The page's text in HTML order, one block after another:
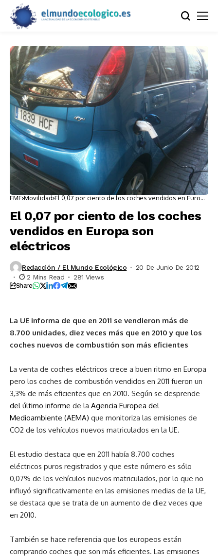
EME Movilidad El 0,07 por ciento de los coches vendidos en Europa
El 0,07 por ciento de los coches
vendidos en Europa son
eléctricos
Redacción / El Mundo Ecológico
20 De Junio De 2012
2 Mins Read
281 Views
Share
La UE informa de que en 2011 se vendieron más de
8.700 unidades, diez veces más que en 2010 y que los
coches nuevos de combustión son más eficientes
La venta de coches eléctricos crece a buen ritmo en Europa
pero los coches de combustión vendidos en 2011 fueron un
3,3% de más eficientes que en 2010. Según se desprende
del último informe de la Agencia Europea del
Medioambiente (AEMA) que monitoriza las emisiones de
CO2 de los vehículos nuevos matriculados en la UE.
El estudio destaca que en 2011 había 8.700 coches
eléctricos puros registrados y que este número es sólo
0,07% de los vehículos nuevos matriculados, por lo que no
influyó significativamente en las emisiones medias de la UE,
se destaca que se trata de un aumento de diez veces que
en 2010.
También se hace referencia que los europeos están
comprando coches que son más eficientes. Las emisiones